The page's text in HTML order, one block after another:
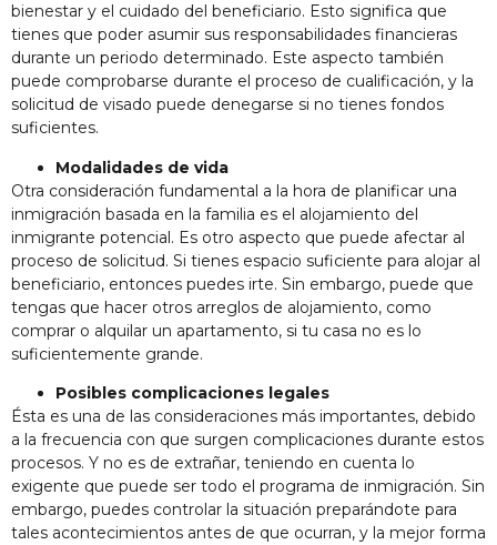
bienestar y el cuidado del beneficiario. Esto significa que
tienes que poder asumir sus responsabilidades financieras
durante un periodo determinado. Este aspecto también
puede comprobarse durante el proceso de cualificación, y la
solicitud de visado puede denegarse si no tienes fondos
suficientes.
Modalidades de vida
Otra consideración fundamental a la hora de planificar una
inmigración basada en la familia es el alojamiento del
inmigrante potencial. Es otro aspecto que puede afectar al
proceso de solicitud. Si tienes espacio suficiente para alojar al
beneficiario, entonces puedes irte. Sin embargo, puede que
tengas que hacer otros arreglos de alojamiento, como
comprar o alquilar un apartamento, si tu casa no es lo
suficientemente grande.
Posibles complicaciones legales
Ésta es una de las consideraciones más importantes, debido
a la frecuencia con que surgen complicaciones durante estos
procesos. Y no es de extrañar, teniendo en cuenta lo
exigente que puede ser todo el programa de inmigración. Sin
embargo, puedes controlar la situación preparándote para
tales acontecimientos antes de que ocurran, y la mejor forma